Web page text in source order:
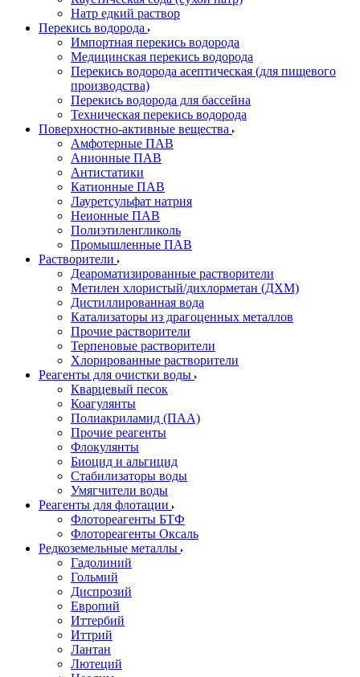
Натр едкий раствор
Перекись водорода
Импортная перекись водорода
Медицинская перекись водорода
Перекись водорода асептическая (для пищевого
производства)
Перекись водорода для бассейна
Техническая перекись водорода
Поверхностно-активные вещества
Амфотерные ПАВ
Анионные ПАВ
Антистатики
Катионные ПАВ
Лауретсульфат натрия
Неионные ПАВ
Полиэтиленгликоль
Промышленные ПАВ
Растворители
Деароматизированные растворители
Метилен хлористый/дихлорметан (ДХМ)
Дистиллированная вода
Катализаторы из драгоценных металлов
Прочие растворители
Терпеновые растворители
Хлорированные растворители
Реагенты для очистки воды
Кварцевый песок
Коагулянты
Полиакриламид (ПАА)
Прочие реагенты
Флокулянты
Биоцид и альгицид
Стабилизаторы воды
Умягчители воды
Реагенты для флотации
Флотореагенты БТФ
Флотореагенты Оксаль
Редкоземельные металлы
Гадолиний
Гольмий
Диспрозий
Европий
Иттербий
Иттрий
Лантан
Лютеций